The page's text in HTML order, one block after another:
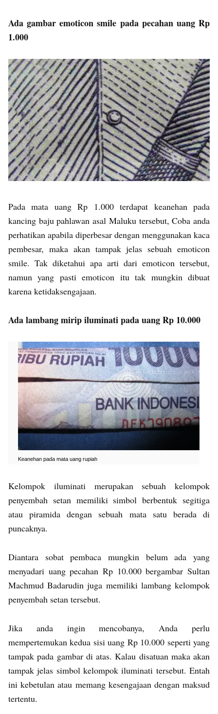
Ada gambar emoticon smile pada pecahan uang Rp
1.000
Pada mata uang Rp 1.000 terdapat keanehan pada
kancing baju pahlawan asal Maluku tersebut, Coba anda
perhatikan apabila diperbesar dengan menggunakan kaca
pembesar, maka akan tampak jelas sebuah emoticon
smile. Tak diketahui apa arti dari emoticon tersebut,
namun yang pasti emoticon itu tak mungkin dibuat
karena ketidaksengajaan.
Ada lambang mirip iluminati pada uang Rp 10.000
Keanehan pada mata uang rupiah
Kelompok iluminati merupakan sebuah kelompok
penyembah setan memiliki simbol berbentuk segitiga
atau piramida dengan sebuah mata satu berada di
puncaknya.
Diantara sobat pembaca mungkin belum ada yang
menyadari uang pecahan Rp 10.000 bergambar Sultan
Machmud Badarudin juga memiliki lambang kelompok
penyembah setan tersebut.
Jika anda ingin mencobanya, Anda perlu
mempertemukan kedua sisi uang Rp 10.000 seperti yang
tampak pada gambar di atas. Kalau disatuan maka akan
tampak jelas simbol kelompok iluminati tersebut. Entah
ini kebetulan atau memang kesengajaan dengan maksud
tertentu.